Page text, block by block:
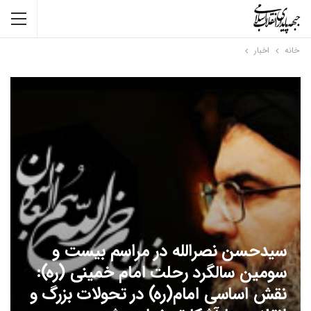
خانه اخبار
سیدحسن نصرالله در مراسم بیست و
سومین سالگرد رحلت امام خمینی (ره):
نقش اساسی امام(ره) در تحولات بزرگ و